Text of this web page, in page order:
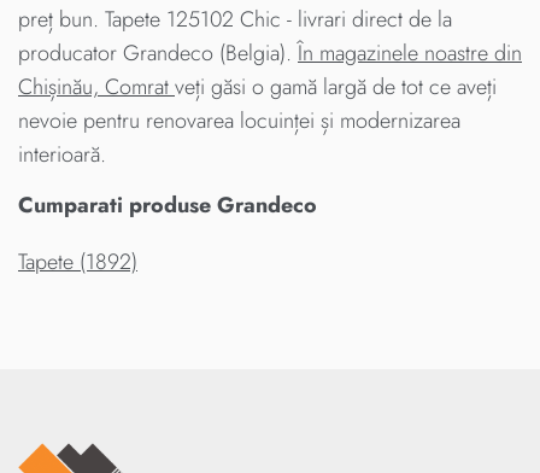
preț bun. Tapete 125102 Chic - livrari direct de la
producator Grandeco (Belgia).În magazinele noastre din
Chișinău, Comratveți găsi o gamă largă de tot ce aveți
nevoie pentru renovarea locuinței și modernizarea
interioară.
Cumparati produse Grandeco
Tapete (1892)